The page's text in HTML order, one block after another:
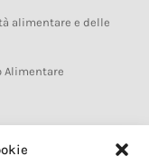
alimentare e delle
Alimentare